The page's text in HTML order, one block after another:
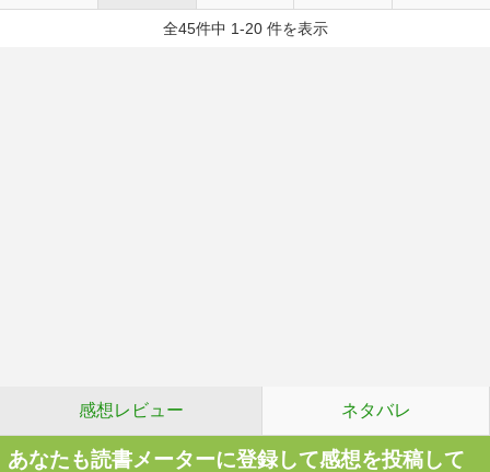
全45件中 1-20 件を表示
感想レビュー ネタバレ
あなたも読書メーターに登録して感想を投稿して